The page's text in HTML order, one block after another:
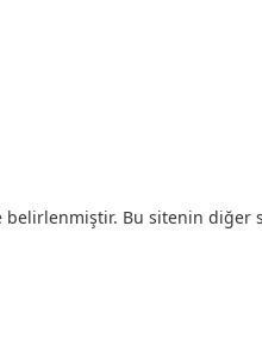
Bu sitenin diğer